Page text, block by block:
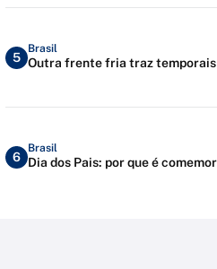
5
Brasil
Outra frente fria traz temporais
6
Brasil
Dia dos Pais: por que é